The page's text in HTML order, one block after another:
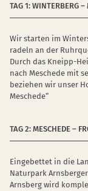
TAG 1: WINTERBERG
Wir starten im
radeln an der
Durch das Kneipp-
nach Meschede mit
beziehen wir unser
Meschede“
TAG 2: MESCHEDE –
Eingebettet in die
Naturpark
Arnsberg wird